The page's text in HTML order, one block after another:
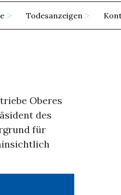
Todesanzeigen
Oberes
des
für